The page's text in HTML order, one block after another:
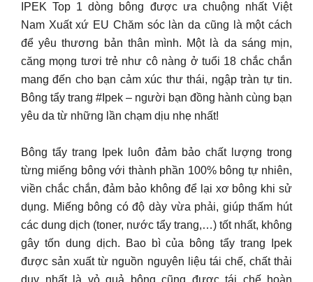
IPEK Top 1 dòng bông được ưa chuộng nhất Việt
Nam Xuất xứ EU Chăm sóc làn da cũng là một cách
để yêu thương bản thân mình. Một là da sáng mịn,
căng mọng tươi trẻ như cô nàng ở tuổi 18 chắc chắn
mang đến cho bạn cảm xúc thư thái, ngập tràn tự tin.
Bông tẩy trang #Ipek – người bạn đồng hành cùng bạn
yêu da từ những lần chạm dịu nhẹ nhất!
Bông tẩy trang Ipek luôn đảm bảo chất lượng trong
từng miếng bông với thành phần 100% bông tự nhiên,
viền chắc chắn, đảm bảo không để lại xơ bông khi sử
dụng. Miếng bông có độ dày vừa phải, giúp thấm hút
các dung dịch (toner, nước tẩy trang,…) tốt nhất, không
gây tốn dung dịch. Bao bì của bông tẩy trang Ipek
được sản xuất từ nguồn nguyên liệu tái chế, chất thải
duy nhất là vỏ quả bông cũng được tái chế hoàn